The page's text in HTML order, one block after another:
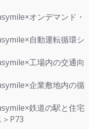
オンデマンド・
自動運転循環シ
工場内の交通向
企業敷地内の循
鉄道の駅と住宅
P73